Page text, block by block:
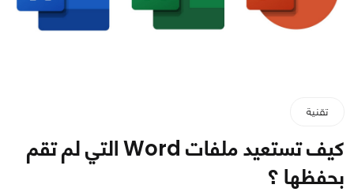
تقنية
كيف تستعيد ملفات Word التي لم تقم
بحفظها ؟